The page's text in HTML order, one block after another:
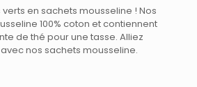
en sachets mousseline ! Nos
100% coton et contiennent
de thé pour une tasse. Alliez
nos sachets mousseline.